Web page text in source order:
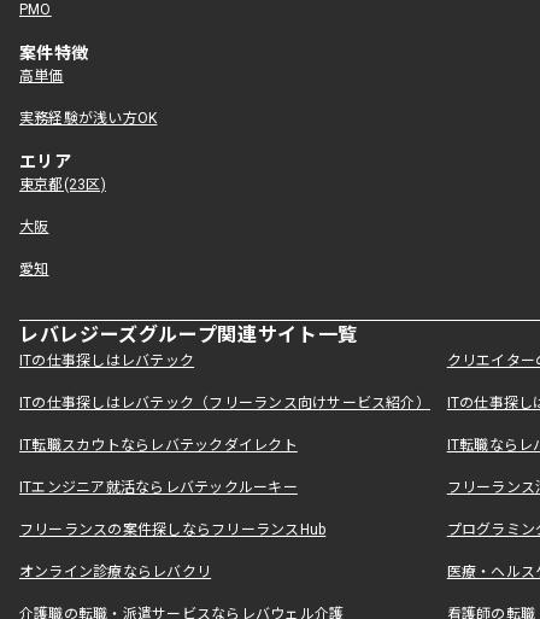
PMO
案件特徴
高単価
実務経験が浅い方OK
エリア
東京都(23区)
大阪
愛知
レバレジーズグループ関連サイト一覧
ITの仕事探しはレバテック クリエイタ
ITの仕事探しはレバテック（フリーランス向けサービス紹介） ITの仕事探
IT転職スカウトならレバテックダイレクト IT転職なら
ITエンジニア就活ならレバテックルーキー フリーラン
フリーランスの案件探しならフリーランスHub プログラミ
オンライン診療ならレバクリ 医療・ヘル
介護職の転職・派遣サービスならレバウェル介護 看護師の転